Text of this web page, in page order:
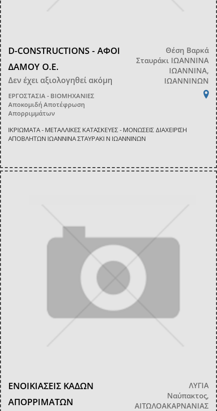
D-CONSTRUCTIONS - ΑΦΟΙ
ΔΑΜΟΥ Ο.Ε.
Δεν έχει αξιολογηθεί ακόμη
ΕΡΓΟΣΤΑΣΙΑ - ΒΙΟΜΗΧΑΝΙΕΣ
Αποκομιδή Αποτέφρωση
Απορριμμάτων
Θέση Βαρκά
Σταυράκι ΙΩΑΝΝΙΝΑ
ΙΩΑΝΝΙΝΑ,
ΙΩΑΝΝΙΝΩΝ
ΙΚΡΙΩΜΑΤΑ - ΜΕΤΑΛΛΙΚΕΣ ΚΑΤΑΣΚΕΥΕΣ - ΜΟΝΩΣΕΙΣ ΔΙΑΧΕΙΡΙΣΗ
ΑΠΟΒΛΗΤΩΝ ΙΩΑΝΝΙΝΑ ΣΤΑΥΡΑΚΙ Ν ΙΩΑΝΝΙΝΩΝ
ΕΝΟΙΚΙΑΣΕΙΣ ΚΑΔΩΝ
ΑΠΟΡΡΙΜΑΤΩΝ
ΛΥΓΙΑ
Ναύπακτος,
ΑΙΤΩΛΟΑΚΑΡΝΑΝΙΑΣ